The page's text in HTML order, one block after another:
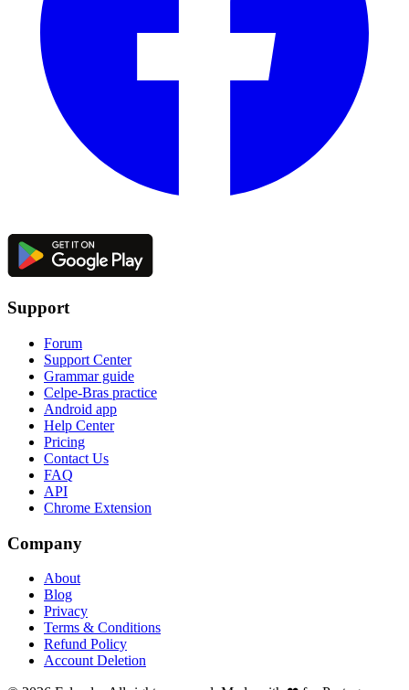
Support
Forum
Support Center
Grammar guide
Celpe-Bras practice
Android app
Help Center
Pricing
Contact Us
FAQ
API
Chrome Extension
Company
About
Blog
Privacy
Terms & Conditions
Refund Policy
Account Deletion